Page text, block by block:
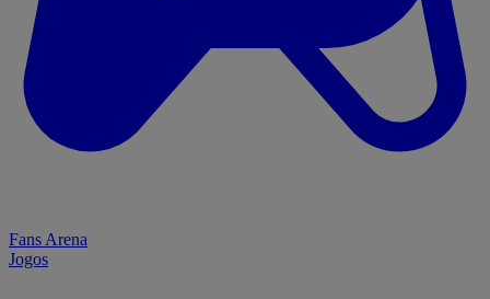
Fans Arena
Jogos